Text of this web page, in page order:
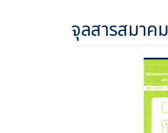
จุลสารสมาคม